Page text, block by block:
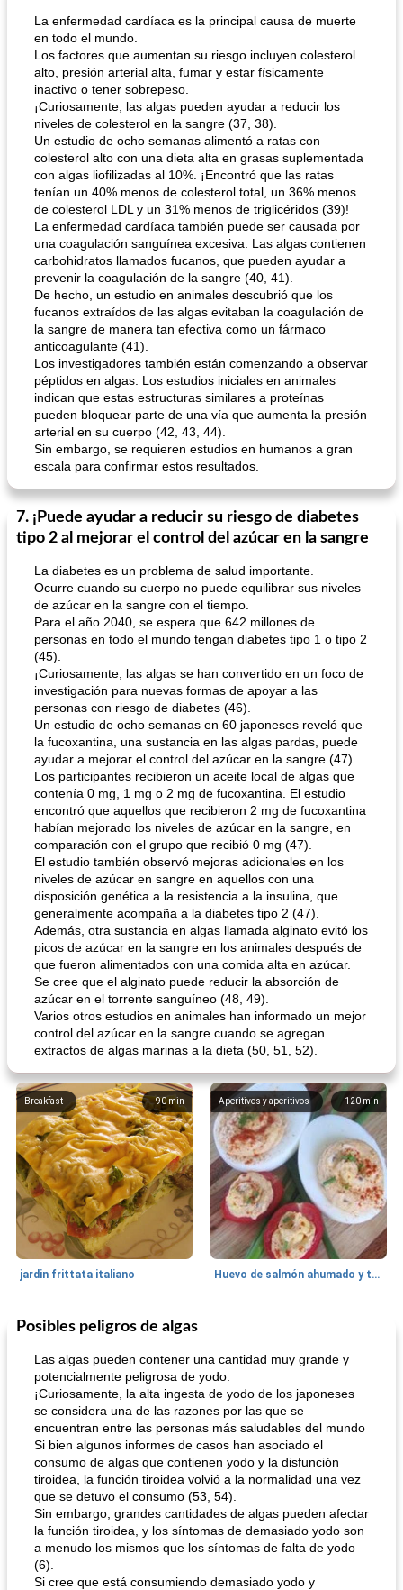
La enfermedad cardíaca es la principal causa de muerte
en todo el mundo.
Los factores que aumentan su riesgo incluyen colesterol
alto, presión arterial alta, fumar y estar físicamente
inactivo o tener sobrepeso.
¡Curiosamente, las algas pueden ayudar a reducir los
niveles de colesterol en la sangre (37, 38).
Un estudio de ocho semanas alimentó a ratas con
colesterol alto con una dieta alta en grasas suplementada
con algas liofilizadas al 10%. ¡Encontró que las ratas
tenían un 40% menos de colesterol total, un 36% menos
de colesterol LDL y un 31% menos de triglicéridos (39)!
La enfermedad cardíaca también puede ser causada por
una coagulación sanguínea excesiva. Las algas contienen
carbohidratos llamados fucanos, que pueden ayudar a
prevenir la coagulación de la sangre (40, 41).
De hecho, un estudio en animales descubrió que los
fucanos extraídos de las algas evitaban la coagulación de
la sangre de manera tan efectiva como un fármaco
anticoagulante (41).
Los investigadores también están comenzando a observar
péptidos en algas. Los estudios iniciales en animales
indican que estas estructuras similares a proteínas
pueden bloquear parte de una vía que aumenta la presión
arterial en su cuerpo (42, 43, 44).
Sin embargo, se requieren estudios en humanos a gran
escala para confirmar estos resultados.
7. ¡Puede ayudar a reducir su riesgo de diabetes
tipo 2 al mejorar el control del azúcar en la sangre
La diabetes es un problema de salud importante.
Ocurre cuando su cuerpo no puede equilibrar sus niveles
de azúcar en la sangre con el tiempo.
Para el año 2040, se espera que 642 millones de
personas en todo el mundo tengan diabetes tipo 1 o tipo 2
(45).
¡Curiosamente, las algas se han convertido en un foco de
investigación para nuevas formas de apoyar a las
personas con riesgo de diabetes (46).
Un estudio de ocho semanas en 60 japoneses reveló que
la fucoxantina, una sustancia en las algas pardas, puede
ayudar a mejorar el control del azúcar en la sangre (47).
Los participantes recibieron un aceite local de algas que
contenía 0 mg, 1 mg o 2 mg de fucoxantina. El estudio
encontró que aquellos que recibieron 2 mg de fucoxantina
habían mejorado los niveles de azúcar en la sangre, en
comparación con el grupo que recibió 0 mg (47).
El estudio también observó mejoras adicionales en los
niveles de azúcar en sangre en aquellos con una
disposición genética a la resistencia a la insulina, que
generalmente acompaña a la diabetes tipo 2 (47).
Además, otra sustancia en algas llamada alginato evitó los
picos de azúcar en la sangre en los animales después de
que fueron alimentados con una comida alta en azúcar.
Se cree que el alginato puede reducir la absorción de
azúcar en el torrente sanguíneo (48, 49).
Varios otros estudios en animales han informado un mejor
control del azúcar en la sangre cuando se agregan
extractos de algas marinas a la dieta (50, 51, 52).
90 min
Breakfast
jardin frittata italiano
120 min
Aperitivos y aperitivos
Huevo de salmón ahumado y tomates rellenos.
3min
Bebidas
Batido de leche de caramelo de mantequilla (alcohólico)
Posibles peligros de algas
Las algas pueden contener una cantidad muy grande y
potencialmente peligrosa de yodo.
¡Curiosamente, la alta ingesta de yodo de los japoneses
se considera una de las razones por las que se
encuentran entre las personas más saludables del mundo
Si bien algunos informes de casos han asociado el
consumo de algas que contienen yodo y la disfunción
tiroidea, la función tiroidea volvió a la normalidad una vez
que se detuvo el consumo (53, 54).
Sin embargo, grandes cantidades de algas pueden afectar
la función tiroidea, y los síntomas de demasiado yodo son
a menudo los mismos que los síntomas de falta de yodo
(6).
Si cree que está consumiendo demasiado yodo y